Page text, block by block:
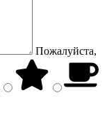
Пожалуйста,